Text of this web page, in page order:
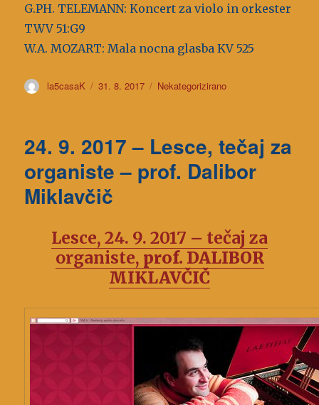
G.PH. TELEMANN: Koncert za violo in orkester
TWV 51:G9
W.A. MOZART: Mala nocna glasba KV 525
Avtor
la5casaK
Objavljeno
31. 8. 2017 Kategorije
Nekategorizirano
24. 9. 2017 – Lesce, tečaj za
organiste – prof. Dalibor
Miklavčič
Lesce, 24. 9. 2017 – tečaj za
organiste, prof. DALIBOR
MIKLAVČIČ